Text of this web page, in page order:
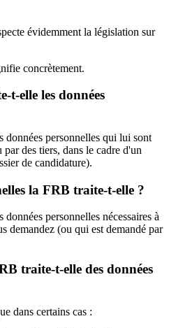
évidemment la législation sur
concrètement.
t-elle les données
personnelles qui lui sont
des tiers, dans le cadre d'un
de candidature).
la FRB traite-t-elle ?
personnelles nécessaires à
demandez (ou qui est demandé par
traite-t-elle des données
dans certains cas :